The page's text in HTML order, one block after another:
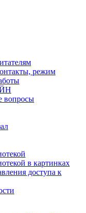
режим
вопросы
в картинках
доступа к